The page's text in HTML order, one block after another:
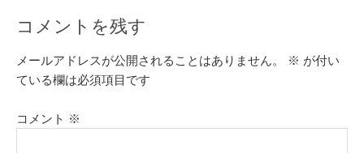
コメントを残す
メールアドレスが公開されることはありません。 ※ が付い
ている欄は必須項目です
コメント ※